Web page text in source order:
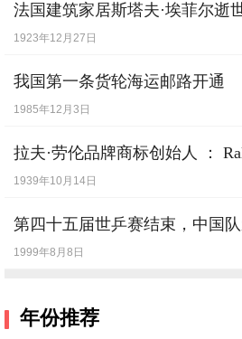
法国建筑家居斯塔夫·埃菲尔逝世
1923年12月27日
我国第一条货轮海运邮路开通
1985年12月3日
拉夫·劳伦品牌商标创始人 ：
1939年10月14日
第四十五届世乒赛结束，中国队
1999年8月8日
年份推荐